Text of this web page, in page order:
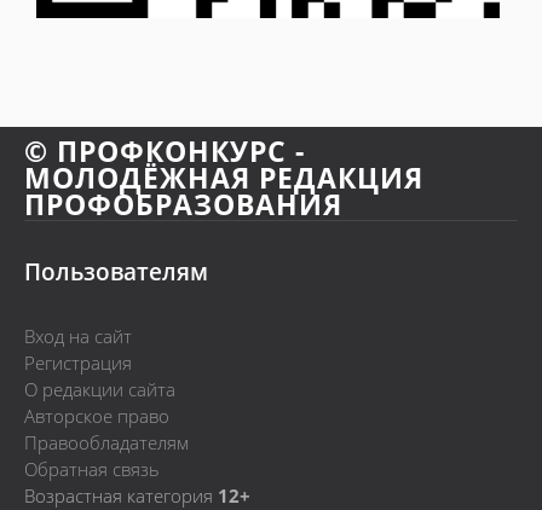
© ПРОФКОНКУРС -
МОЛОДЁЖНАЯ РЕДАКЦИЯ
ПРОФОБРАЗОВАНИЯ
Пользователям
Вход на сайт
Регистрация
О редакции сайта
Авторское право
Правообладателям
Обратная связь
Возрастная категория 12+